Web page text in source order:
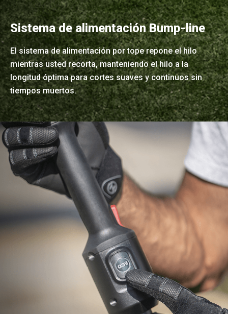
Sistema de alimentación Bump-line
El sistema de alimentación por tope repone el hilo
mientras usted recorta, manteniendo el hilo a la
longitud óptima para cortes suaves y continuos sin
tiempos muertos.